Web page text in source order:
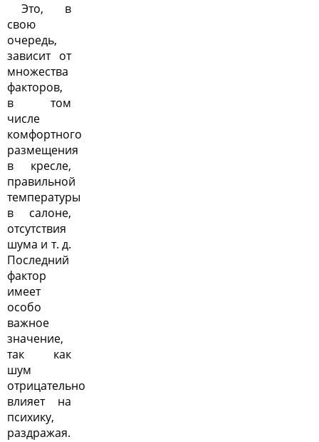
Это, в
свою
очередь,
зависит от
множества
факторов,
в том
числе
комфортного
размещения
в кресле,
правильной
температуры
в салоне,
отсутствия
шума и т. д.
Последний
фактор
имеет
особо
важное
значение,
так как
шум
отрицательно
влияет на
психику,
раздражая.